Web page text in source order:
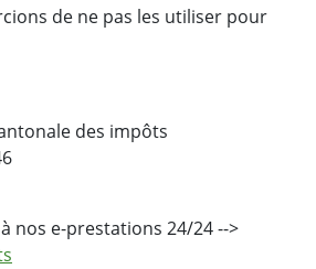
de ne pas les utiliser pour
des impôts
nos e-prestations 24/24 -->